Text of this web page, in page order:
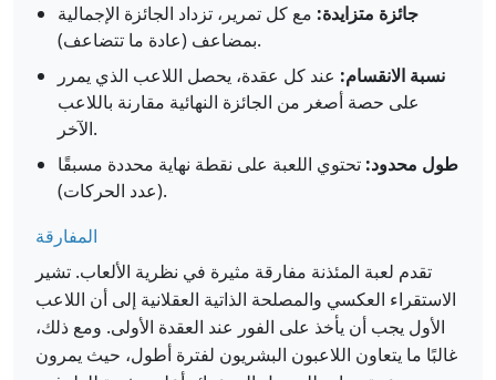
جائزة متزايدة: مع كل تمرير، تزداد الجائزة الإجمالية
بمضاعف (عادة ما تتضاعف).
نسبة الانقسام: عند كل عقدة، يحصل اللاعب الذي يمرر
على حصة أصغر من الجائزة النهائية مقارنة باللاعب
الآخر.
طول محدود: تحتوي اللعبة على نقطة نهاية محددة مسبقًا
(عدد الحركات).
المفارقة
تقدم لعبة المئذنة مفارقة مثيرة في نظرية الألعاب. تشير
الاستقراء العكسي والمصلحة الذاتية العقلانية إلى أن اللاعب
الأول يجب أن يأخذ على الفور عند العقدة الأولى. ومع ذلك،
غالبًا ما يتعاون اللاعبون البشريون لفترة أطول، حيث يمرون